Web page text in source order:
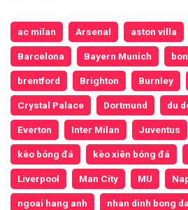
ac milan Arsenal aston villa
Barcelona Bayern Munich
brentford Brighton Burnley
Crystal Palace Dortmund du
Everton Inter Milan Juventus
kèo bóng đá kèo xiên bóng đá
Liverpool Man City MU
ngoai hang anh nhan dinh bong da